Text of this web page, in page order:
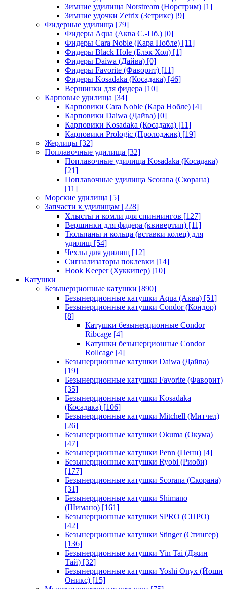
Зимние удилища Norstream (Норстрим) [1]
Зимние удочки Zetrix (Зетрикс) [9]
Фидерные удилища [79]
Фидеры Aqua (Аква С.-Пб.) [0]
Фидеры Cara Noble (Кара Нобле) [11]
Фидеры Black Hole (Блэк Хол) [1]
Фидеры Daiwa (Дайва) [0]
Фидеры Favorite (Фаворит) [11]
Фидеры Kosadaka (Косадака) [46]
Вершинки для фидера [10]
Карповые удилища [34]
Карповики Cara Noble (Кара Нобле) [4]
Карповики Daiwa (Дайва) [0]
Карповики Kosadaka (Косадака) [11]
Карповики Prologic (Пролоджик) [19]
Жерлицы [32]
Поплавочные удилища [32]
Поплавочные удилища Kosadaka (Косадака)
[21]
Поплавочные удилища Scorana (Скорана)
[11]
Морские удилища [5]
Запчасти к удилищам [228]
Хлысты и комли для спиннингов [127]
Вершинки для фидера (квивертип) [11]
Тюльпаны и кольца (вставки колец) для
удилищ [54]
Чехлы для удилищ [12]
Сигнализаторы поклевки [14]
Hook Keeper (Хуккипер) [10]
Катушки
Безынерционные катушки [890]
Безынерционные катушки Aqua (Аква) [51]
Безынерционные катушки Condor (Кондор)
[8]
Катушки безынерционные Condor
Ribcage [4]
Катушки безынерционные Condor
Rollcage [4]
Безынерционные катушки Daiwa (Дайва)
[19]
Безынерционные катушки Favorite (Фаворит)
[35]
Безынерционные катушки Kosadaka
(Косадака) [106]
Безынерционные катушки Mitchell (Митчел)
[26]
Безынерционные катушки Okuma (Окума)
[47]
Безынерционные катушки Penn (Пенн) [4]
Безынерционные катушки Ryobi (Риоби)
[177]
Безынерционные катушки Scorana (Скорана)
[31]
Безынерционные катушки Shimano
(Шимано) [161]
Безынерционные катушки SPRO (СПРО)
[42]
Безынерционные катушки Stinger (Стингер)
[136]
Безынерционные катушки Yin Tai (Джин
Тай) [32]
Безынерционные катушки Yoshi Onyx (Йоши
Оникс) [15]